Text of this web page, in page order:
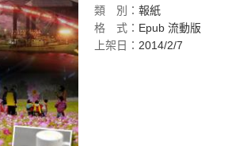
類
別： 報紙
格
式： Epub 流動版
上架日： 2014/2/7